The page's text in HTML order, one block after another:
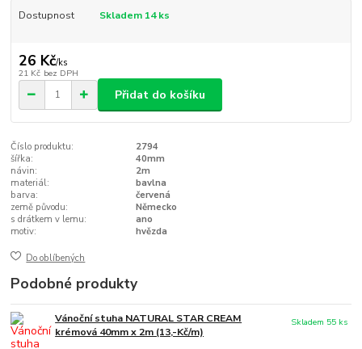
Dostupnost Skladem 14 ks
26 Kč/ks
21 Kč bez DPH
Přidat do košíku
Číslo produktu:
2794
šířka:
40mm
návin:
2m
materiál:
bavlna
barva:
červená
země původu:
Německo
s drátkem v lemu:
ano
motiv:
hvězda
Do oblíbených
Podobné produkty
Vánoční stuha NATURAL STAR CREAM
krémová 40mm x 2m (13,-Kč/m)
Skladem 55 ks